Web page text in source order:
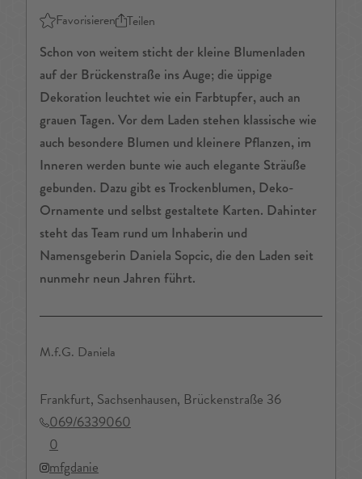
Favorisieren Teilen
Schon von weitem sticht der kleine Blumenladen
auf der Brückenstraße ins Auge; die üppige
Dekoration leuchtet wie ein Farbtupfer, auch an
grauen Tagen. Vor dem Laden stehen klassische wie
auch besondere Blumen und kleinere Pflanzen, im
Inneren werden bunte wie auch elegante Sträuße
gebunden. Dazu gibt es Trockenblumen, Deko-
Ornamente und selbst gestaltete Karten. Dahinter
steht das Team rund um Inhaberin und
Namensgeberin Daniela Sopcic, die den Laden seit
nunmehr neun Jahren führt.
M.f.G. Daniela
Frankfurt, Sachsenhausen, Brückenstraße 36
069/6339060
0
mfgdanie